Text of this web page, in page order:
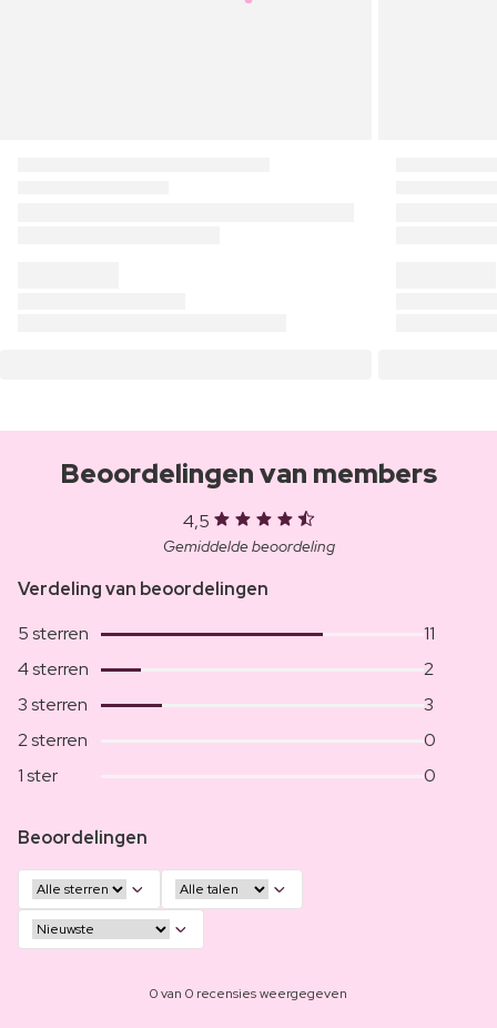
Beoordelingen van members
4,5
Gemiddelde beoordeling
Verdeling van beoordelingen
5 sterren
11
4 sterren
2
3 sterren
3
2 sterren
0
1 ster
0
Beoordelingen
0 van 0 recensies weergegeven